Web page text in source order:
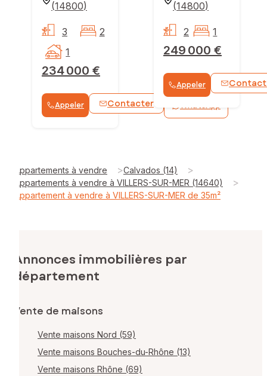
(14800)
234 000 €
3
2
1
Appeler Contacter WhatsApp
(14800)
249 000 €
2 1
Appeler
Appartements à vendre >Calvados (14) >
Appartements à vendre à VILLERS-SUR-MER (14640) >
Appartement à vendre à VILLERS-SUR-MER de 35m²
Annonces immobilières par
département
Vente de maisons
Vente maisons Nord (59)
Vente maisons Bouches-du-Rhône (13)
Vente maisons Rhône (69)